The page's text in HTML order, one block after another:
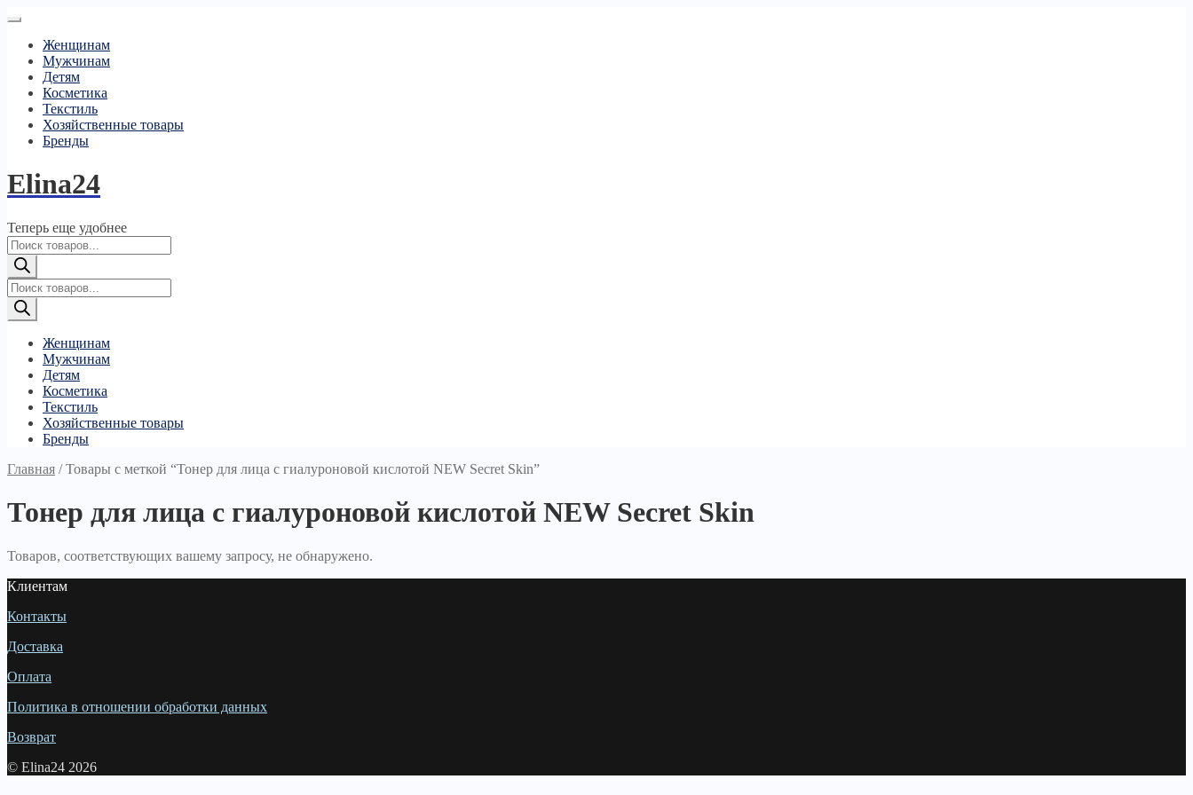
Женщинам
Мужчинам
Детям
Косметика
Текстиль
Хозяйственные товары
Бренды
Elina24
Теперь еще удобнее
Поиск
товаров
Поиск
товаров
Женщинам
Мужчинам
Детям
Косметика
Текстиль
Хозяйственные товары
Бренды
Главная /Товары с меткой “Тонер для лица с гиалуроновой кислотой NEW Secret Skin”
Тонер для лица с гиалуроновой кислотой NEW Secret Skin
Товаров, соответствующих вашему запросу, не обнаружено.
Клиентам
Контакты
Доставка
Оплата
Политика в отношении обработки данных
Возврат
© Elina24 2026